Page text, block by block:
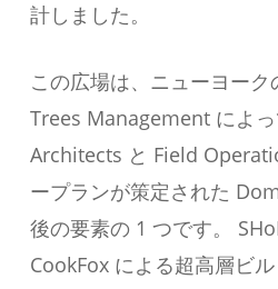
計しました。
この広場は、ニューヨー
Trees Management によ
Architects と Field
ープランが策定された
後の要素の 1 つです。
CookFox による超高層ビ